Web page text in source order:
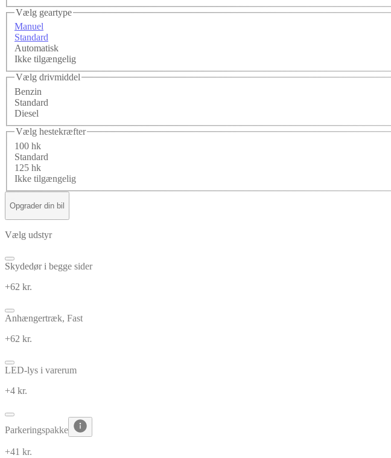
Vælg geartype
Manuel
Standard
Automatisk
Ikke tilgængelig
Vælg drivmiddel
Benzin
Standard
Diesel
Vælg hestekræfter
100 hk
Standard
125 hk
Ikke tilgængelig
Opgrader din bil
Vælg udstyr
Skydedør i begge sider
+62 kr.
Anhængertræk, Fast
+62 kr.
LED-lys i varerum
+4 kr.
Parkeringspakke
+41 kr.